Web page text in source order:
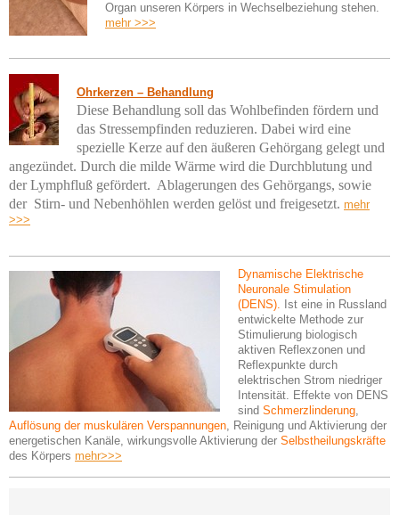
Organ unseren Körpers in Wechselbeziehung stehen.
mehr >>>
Ohrkerzen – Behandlung
Diese Behandlung soll das Wohlbefinden fördern und
das Stressempfinden reduzieren. Dabei wird eine
spezielle Kerze auf den äußeren Gehörgang gelegt und
angezündet. Durch die milde Wärme wird die Durchblutung und
der Lymphfluß gefördert. Ablagerungen des Gehörgangs, sowie
der Stirn- und Nebenhöhlen werden gelöst und freigesetzt. mehr
>>>
Dynamische Elektrische
Neuronale Stimulation
(DENS). Ist eine in Russland
entwickelte Methode zur
Stimulierung biologisch
aktiven Reflexzonen und
Reflexpunkte durch
elektrischen Strom niedriger
Intensität. Effekte von DENS
sind Schmerzlinderung,
Auflösung der muskulären Verspannungen, Reinigung und Aktivierung der
energetischen Kanäle, wirkungsvolle Aktivierung der Selbstheilungskräfte
des Körpers mehr>>>